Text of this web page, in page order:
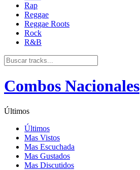
Rap
Reggae
Reggae Roots
Rock
R&B
Combos Nacionales
Últimos
Últimos
Mas Vistos
Mas Escuchada
Mas Gustados
Mas Discutidos